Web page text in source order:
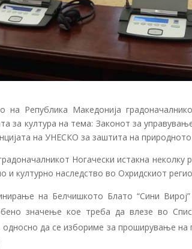
на Република Македонија
за култура на тема: Законот за
на УНЕСКО за заштита на
Ногачески истакна неколку
и културно наследство во Охридскиот
на Белчишкото Блато “Сини
значење кое треба да влезе во
односно да се избориме за проширување